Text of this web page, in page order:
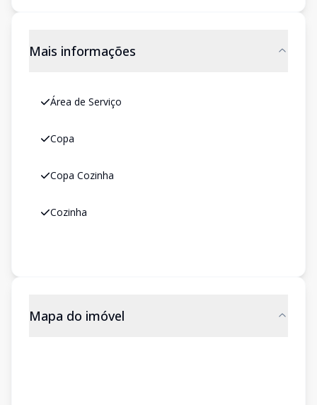
Mais informações
Área de Serviço
Copa
Copa Cozinha
Cozinha
Mapa do imóvel